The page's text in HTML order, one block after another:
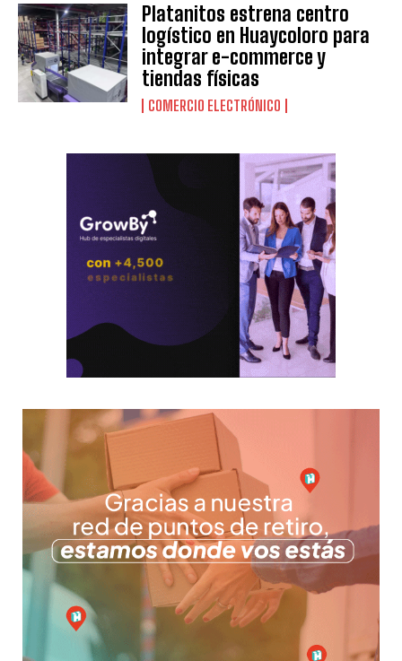
Platanitos estrena centro
logístico en Huaycoloro para
integrar e-commerce y
tiendas físicas
COMERCIO ELECTRÓNICO